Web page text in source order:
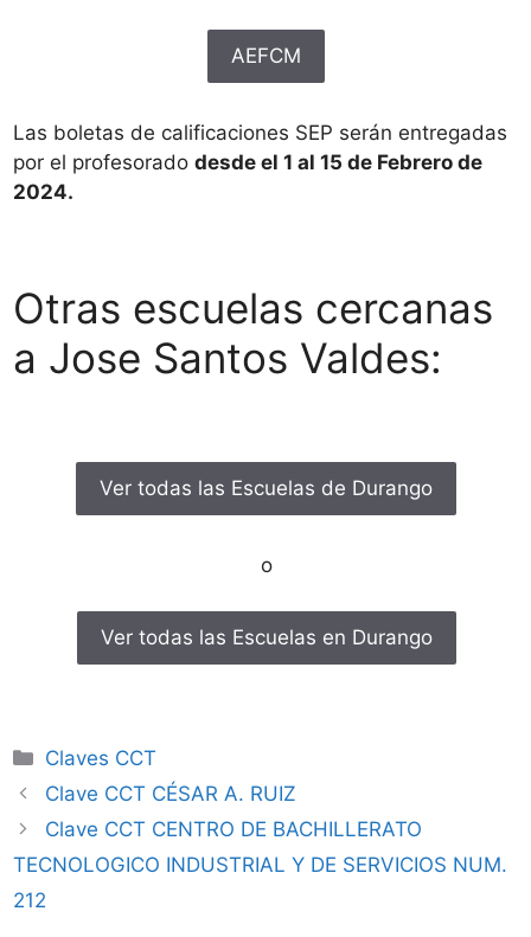
AEFCM
Las boletas de calificaciones SEP serán entregadas
por el profesorado desde el 1 al 15 de Febrero de
2024.
Otras escuelas cercanas
a Jose Santos Valdes:
Ver todas las Escuelas de Durango
o
Ver todas las Escuelas en Durango
Categorías
Claves CCT
Clave CCT CÉSAR A. RUIZ
Clave CCT CENTRO DE BACHILLERATO
TECNOLOGICO INDUSTRIAL Y DE SERVICIOS NUM.
212